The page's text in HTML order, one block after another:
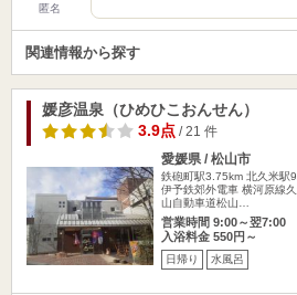
匿名
関連情報から探す
媛彦温泉（ひめひこおんせん）
3.9点/ 21 件
愛媛県 / 松山市
鉄砲町駅3.75km 北久米駅
伊予鉄郊外電車 横河原線
山自動車道松山…
営業時間 9:00～翌7:00
入浴料金 550円～
日帰り 水風呂